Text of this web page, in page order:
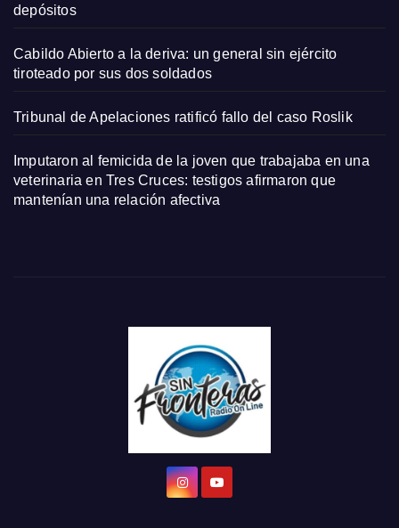
depósitos
Cabildo Abierto a la deriva: un general sin ejército
tiroteado por sus dos soldados
Tribunal de Apelaciones ratificó fallo del caso Roslik
Imputaron al femicida de la joven que trabajaba en una
veterinaria en Tres Cruces: testigos afirmaron que
mantenían una relación afectiva